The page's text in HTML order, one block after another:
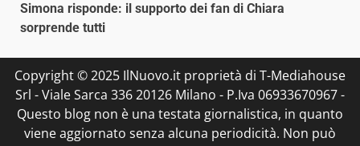
Simona risponde: il supporto dei fan di Chiara
sorprende tutti
Copyright © 2025 IlNuovo.it proprietà di T-Mediahouse
Srl - Viale Sarca 336 20126 Milano - P.Iva 06933670967 -
Questo blog non è una testata giornalistica, in quanto
viene aggiornato senza alcuna periodicità. Non può